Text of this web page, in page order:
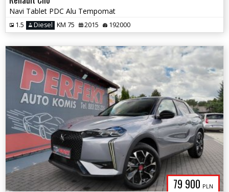
Navi Tablet PDC Alu Tempomat
1.5 Diesel KM 75 2015 192000
79 900 PLN